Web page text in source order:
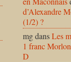
d’Alexandre
(1/2) ?
mgdansLes
1 franc
D